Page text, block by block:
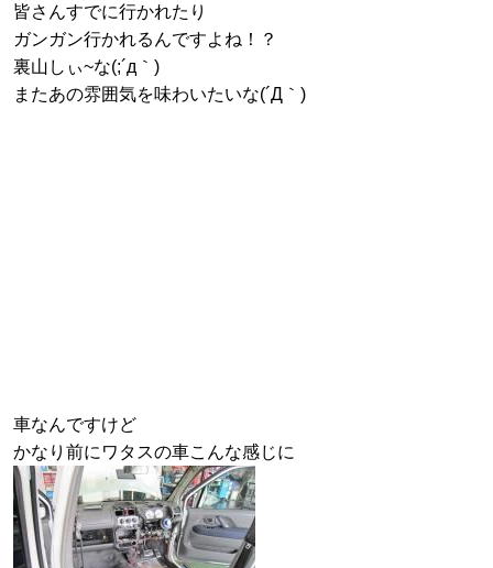
皆さんすでに行かれたり
ガンガン行かれるんですよね！？
裏山しぃ~な(;´д｀)
またあの雰囲気を味わいたいな(´Д｀)
車なんですけど
かなり前にワタスの車こんな感じに